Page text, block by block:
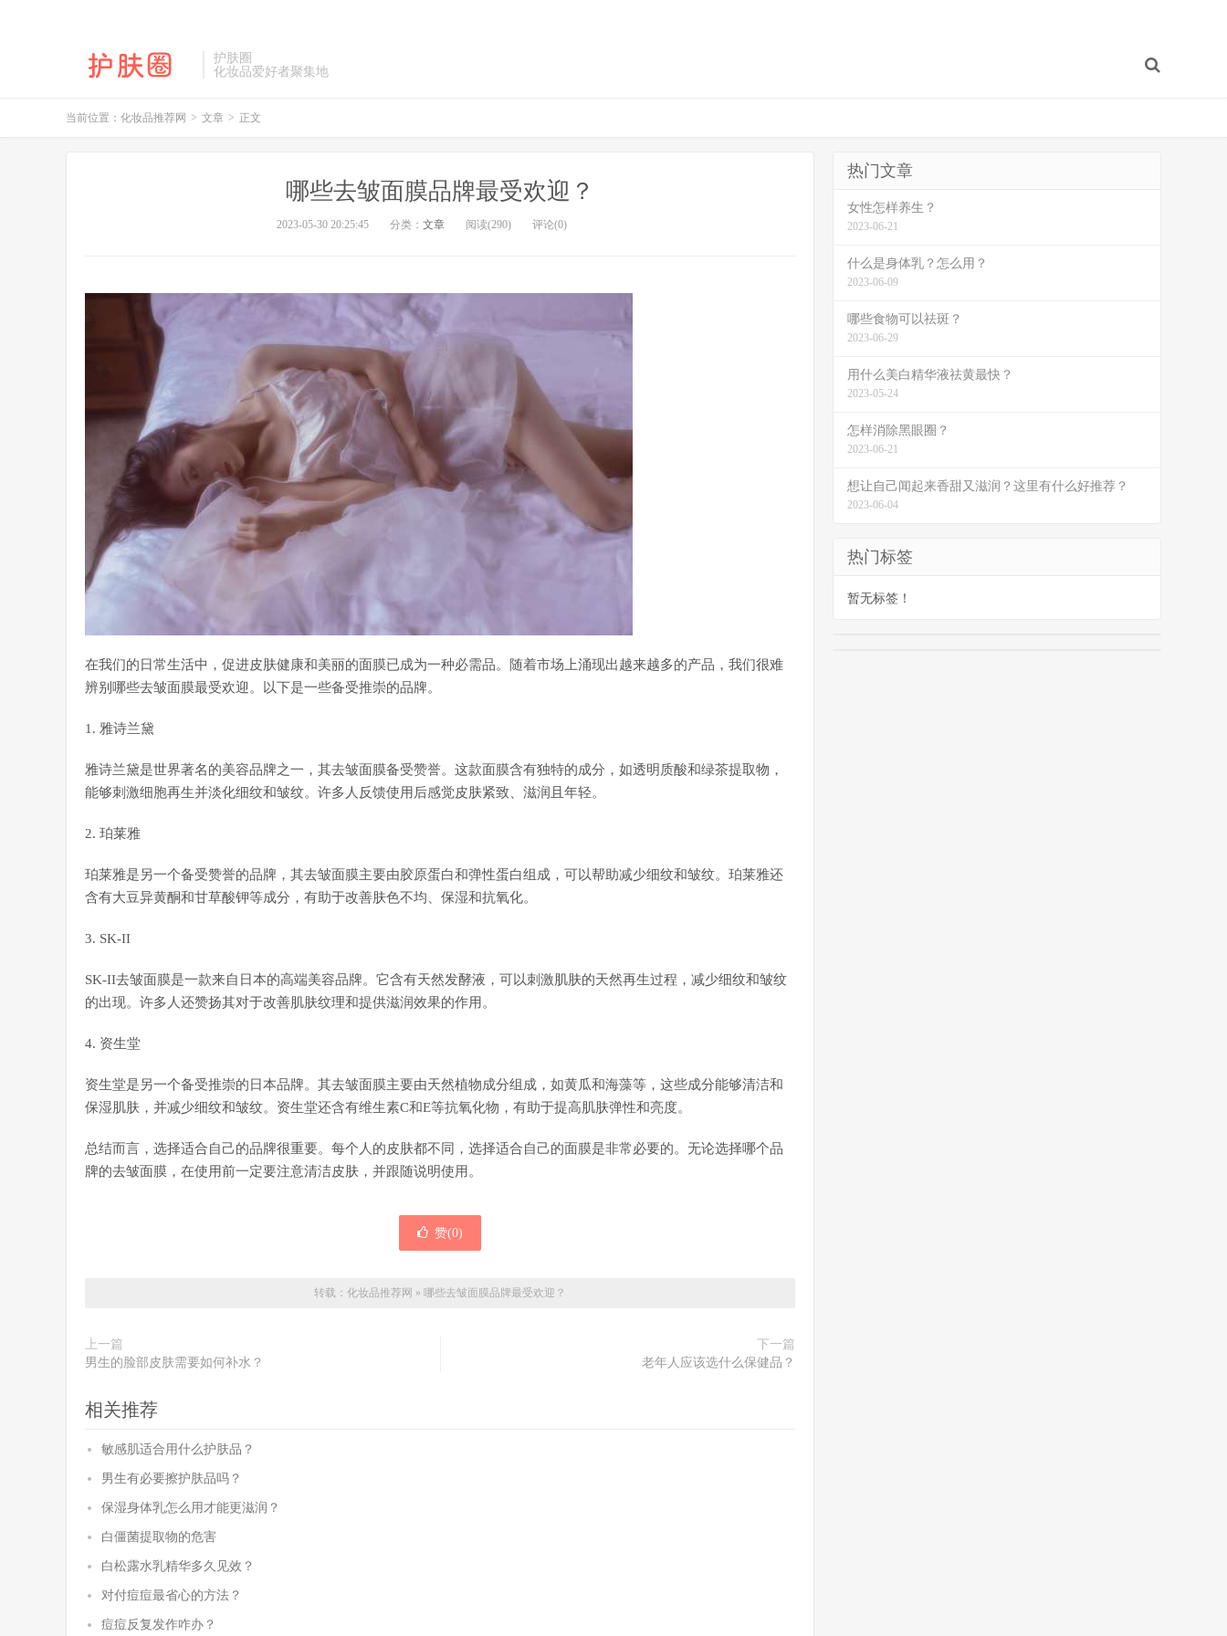
护肤圈
化妆品爱好者聚集地
当前位置： 化妆品推荐网 > 文章 > 正文
哪些去皱面膜品牌最受欢迎？
2023-05-30 20:25:45 分类： 文章 阅读(290) 评论(0)
在我们的日常生活中，促进皮肤健康和美丽的面膜已成为一种必需品。随着市场上涌现出越来越多的产品，我们很难
辨别哪些去皱面膜最受欢迎。以下是一些备受推崇的品牌。
1. 雅诗兰黛
雅诗兰黛是世界著名的美容品牌之一，其去皱面膜备受赞誉。这款面膜含有独特的成分，如透明质酸和绿茶提取物，
能够刺激细胞再生并淡化细纹和皱纹。许多人反馈使用后感觉皮肤紧致、滋润且年轻。
2. 珀莱雅
珀莱雅是另一个备受赞誉的品牌，其去皱面膜主要由胶原蛋白和弹性蛋白组成，可以帮助减少细纹和皱纹。珀莱雅还
含有大豆异黄酮和甘草酸钾等成分，有助于改善肤色不均、保湿和抗氧化。
3. SK-II
SK-II去皱面膜是一款来自日本的高端美容品牌。它含有天然发酵液，可以刺激肌肤的天然再生过程，减少细纹和皱纹
的出现。许多人还赞扬其对于改善肌肤纹理和提供滋润效果的作用。
4. 资生堂
资生堂是另一个备受推崇的日本品牌。其去皱面膜主要由天然植物成分组成，如黄瓜和海藻等，这些成分能够清洁和
保湿肌肤，并减少细纹和皱纹。资生堂还含有维生素C和E等抗氧化物，有助于提高肌肤弹性和亮度。
总结而言，选择适合自己的品牌很重要。每个人的皮肤都不同，选择适合自己的面膜是非常必要的。无论选择哪个品
牌的去皱面膜，在使用前一定要注意清洁皮肤，并跟随说明使用。
赞(0)
转载： 化妆品推荐网 » 哪些去皱面膜品牌最受欢迎？
上一篇
男生的脸部皮肤需要如何补水？
下一篇
老年人应该选什么保健品？
相关推荐
敏感肌适合用什么护肤品？
男生有必要擦护肤品吗？
保湿身体乳怎么用才能更滋润？
白僵菌提取物的危害
白松露水乳精华多久见效？
对付痘痘最省心的方法？
痘痘反复发作咋办？
热门文章
女性怎样养生？
2023-06-21
什么是身体乳？怎么用？
2023-06-09
哪些食物可以祛斑？
2023-06-29
用什么美白精华液祛黄最快？
2023-05-24
怎样消除黑眼圈？
2023-06-21
想让自己闻起来香甜又滋润？这里有什么好推荐？
2023-06-04
热门标签
暂无标签！